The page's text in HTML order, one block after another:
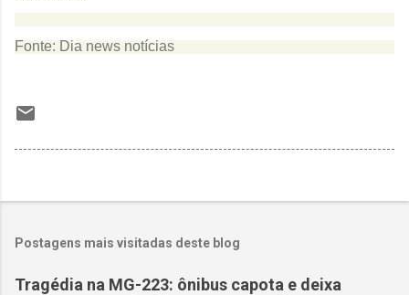
Fonte: Dia news notícias
Postagens mais visitadas deste blog
Tragédia na MG-223: ônibus capota e deixa